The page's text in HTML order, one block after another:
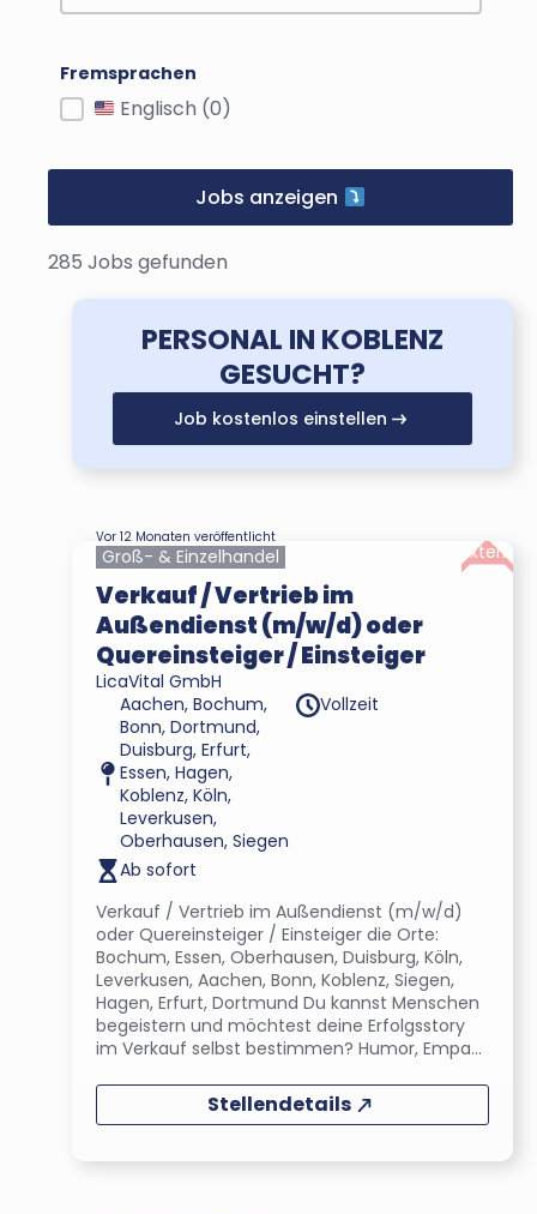
Fremsprachen
Fremdsprachen
Englisch (0)
Jobs anzeigen
285 Jobs gefunden
PERSONAL IN KOBLENZ
GESUCHT?
Job kostenlos einstellen
Vor 12 Monaten veröffentlicht
Groß- & Einzelhandel
Verkauf / Vertrieb im
Außendienst (m/w/d) oder
Quereinsteiger / Einsteiger
LicaVital GmbH
Aachen, Bochum,
Bonn, Dortmund,
Duisburg, Erfurt,
Essen, Hagen,
Koblenz, Köln,
Leverkusen,
Oberhausen, Siegen
Vollzeit
Ab sofort
Verkauf / Vertrieb im Außendienst (m/w/d)
oder Quereinsteiger / Einsteiger die Orte:
Bochum, Essen, Oberhausen, Duisburg, Köln,
Leverkusen, Aachen, Bonn, Koblenz, Siegen,
Hagen, Erfurt, Dortmund Du kannst Menschen
begeistern und möchtest deine Erfolgsstory
im Verkauf selbst bestimmen? Humor, Empa...
Extern
Stellendetails